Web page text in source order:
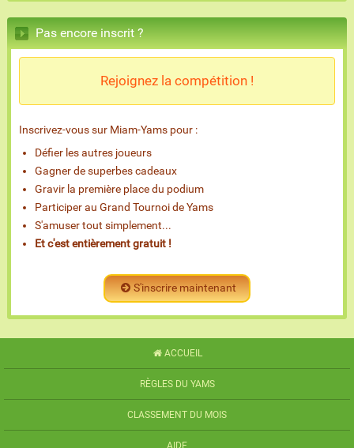
Pas encore inscrit ?
Rejoignez la compétition !
Inscrivez-vous sur Miam-Yams pour :
Défier les autres joueurs
Gagner de superbes cadeaux
Gravir la première place du podium
Participer au Grand Tournoi de Yams
S'amuser tout simplement...
Et c'est entièrement gratuit !
S'inscrire maintenant
ACCUEIL
RÈGLES DU YAMS
CLASSEMENT DU MOIS
AIDE